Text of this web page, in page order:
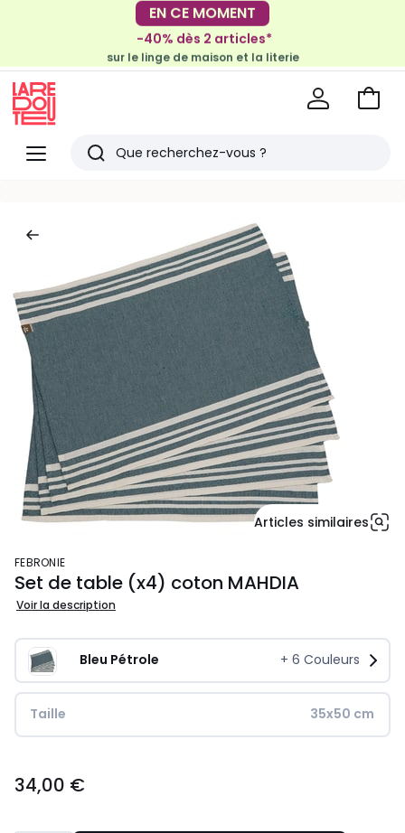
-30€ tous les 100€*
sur le meuble & la déco
-40% dès 2 articles*
sur le linge de maison et la literie
Menu
Redoute
Rechercher
Voir
Articles similaires
FEBRONIE
Set de table (x4) coton MAHDIA
Voir la description
Bleu Pétrole + 6 Couleurs
Taille 35x50 cm
€.
34,00 €